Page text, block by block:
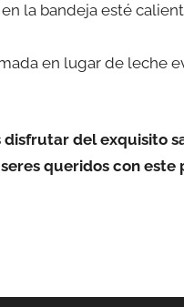
la bandeja esté
en lugar de leche
del exquisito
queridos con